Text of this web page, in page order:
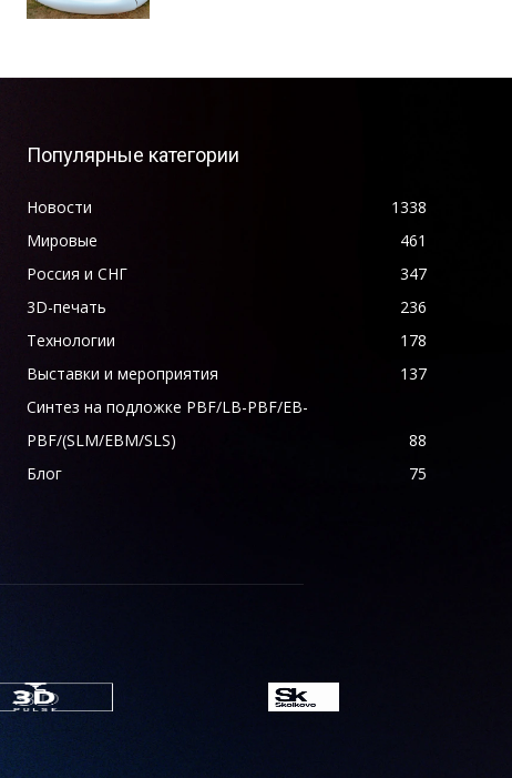
Популярные категории
Новости
1338
Мировые
461
Россия и СНГ
347
3D-печать
236
Технологии
178
Выставки и мероприятия
137
Синтез на подложке PBF/LB-PBF/EB-
PBF/(SLM/EBM/SLS)
88
Блог
75